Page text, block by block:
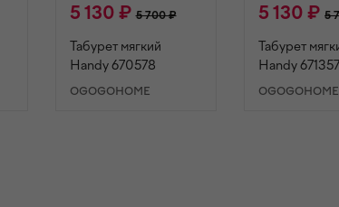
5 130 ₽ 5 700 ₽
Табурет мягкий
Handy 670578
OGOGOHOME
5 130 ₽ 5
Табурет
Handy
OGOGOHOME